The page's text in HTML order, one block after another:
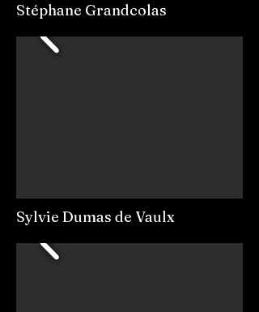
Stéphane Grandcolas
Sylvie Dumas de Vaulx